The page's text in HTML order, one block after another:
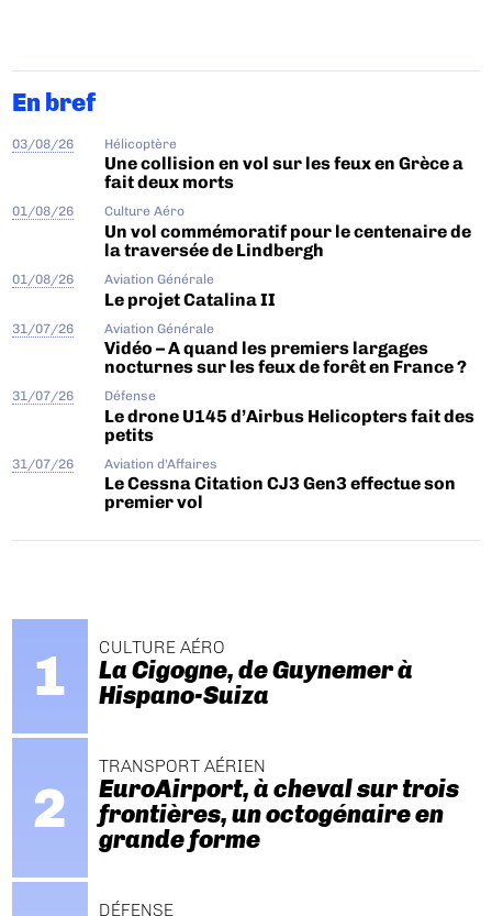
En bref
03/08/26 Hélicoptère
Une collision en vol sur les feux en Grèce a
fait deux morts
01/08/26 Culture Aéro
Un vol commémoratif pour le centenaire de
la traversée de Lindbergh
01/08/26 Aviation Générale
Le projet Catalina II
31/07/26 Aviation Générale
Vidéo – A quand les premiers largages
nocturnes sur les feux de forêt en France ?
31/07/26 Défense
Le drone U145 d’Airbus Helicopters fait des
petits
31/07/26 Aviation d'Affaires
Le Cessna Citation CJ3 Gen3 effectue son
premier vol
CULTURE AÉRO
La Cigogne, de Guynemer à
Hispano-Suiza
TRANSPORT AÉRIEN
EuroAirport, à cheval sur trois
frontières, un octogénaire en
grande forme
DÉFENSE